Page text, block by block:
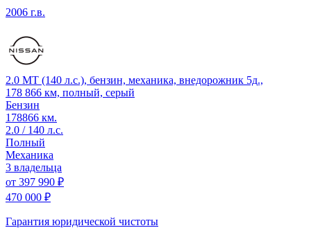
2006 г.в.
2.0 MT (140 л.с.), бензин, механика, внедорожник 5д.,
178 866 км, полный, серый
Бензин
178866 км.
2.0 / 140 л.с.
Полный
Механика
3 владельца
от 397 990 ₽
470 000 ₽
Гарантия юридической чистоты